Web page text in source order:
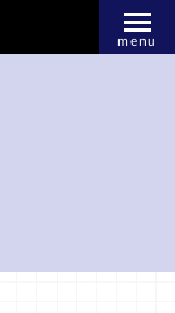
menu